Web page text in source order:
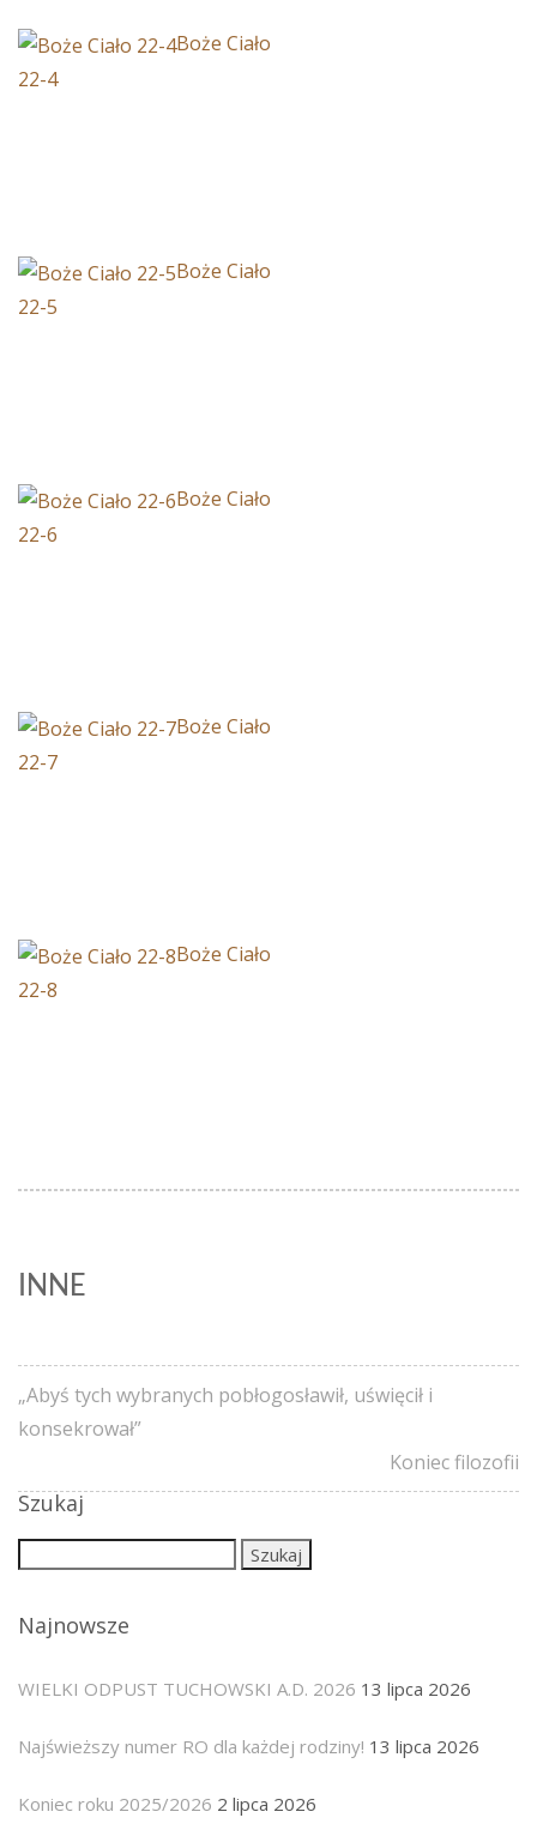
Boże Ciało
22-4
Boże Ciało
22-5
Boże Ciało
22-6
Boże Ciało
22-7
Boże Ciało
22-8
INNE
„Abyś tych wybranych pobłogosławił, uświęcił i
konsekrował”
Koniec filozofii
Szukaj
Najnowsze
WIELKI ODPUST TUCHOWSKI A.D. 2026 13 lipca 2026
Najświeższy numer RO dla każdej rodziny! 13 lipca 2026
Koniec roku 2025/2026 2 lipca 2026